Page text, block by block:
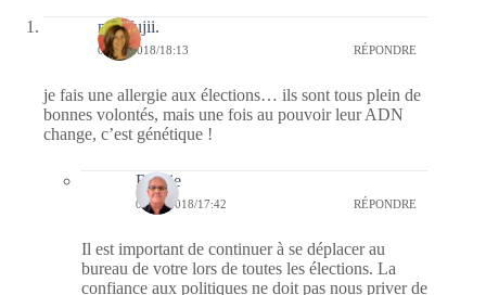
missfujii.
07/09/2018/18:13 RÉPONDRE
je fais une allergie aux élections… ils sont tous plein de
bonnes volontés, mais une fois au pouvoir leur ADN
change, c’est génétique !
Bernie
09/09/2018/17:42 RÉPONDRE
Il est important de continuer à se déplacer au
bureau de votre lors de toutes les élections. La
confiance aux politiques ne doit pas nous priver de